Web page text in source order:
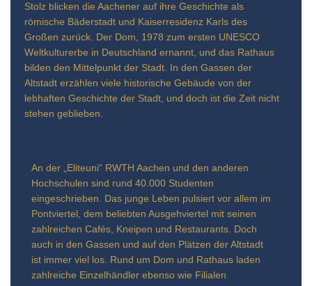
Stolz blicken die Aachener auf ihre Geschichte als
römische Bäderstadt und Kaiserresidenz Karls des
Großen zurück. Der Dom, 1978 zum ersten UNESCO
Weltkulturerbe in Deutschland ernannt, und das Rathaus
bilden den Mittelpunkt der Stadt. In den Gassen der
Altstadt erzählen viele historische Gebäude von der
lebhaften Geschichte der Stadt, und doch ist die Zeit nicht
stehen geblieben.
An der „Eliteuni“ RWTH Aachen und den anderen
Hochschulen sind rund 40.000 Studenten
eingeschrieben. Das junge Leben pulsiert vor allem im
Pontviertel, dem beliebten Ausgehviertel mit seinen
zahlreichen Cafés, Kneipen und Restaurants. Doch
auch in den Gassen und auf den Plätzen der Altstadt
ist immer viel los. Rund um Dom und Rathaus laden
zahlreiche Einzelhändler ebenso wie Filialen